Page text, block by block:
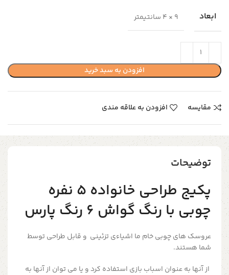
ابعاد 9 × 4 سانتیمتر
افزودن به سبد خرید
مقایسه افزودن به علاقه مندی
توضیحات
پکیج طراحی خانواده ۵ نفره
چوبی با رنگ گواش ۶ رنگ پارس
عروسک های چوبی خام ما اشیاءي تزئینی و قابل طراحی توسط
شما هستند.
از آنها به عنوان اسباب بازی استفاده کرد و یا می توان از آنها به